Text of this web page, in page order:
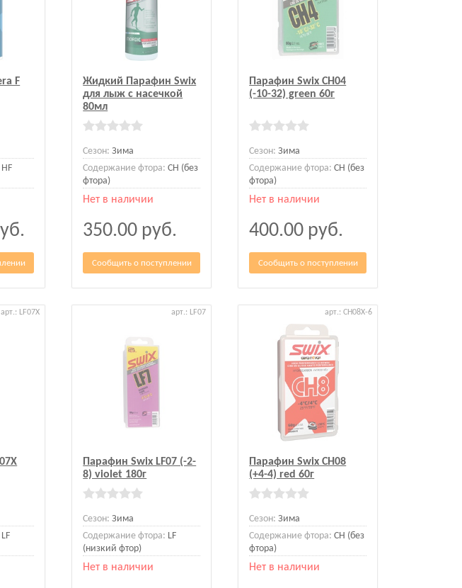
F
HF
Жидкий Парафин Swix
для лыж с насечкой
80мл
Сезон: Зима
Содержание фтора: CH (без
фтора)
Нет в наличии
350.00 руб.
Сообщить о поступлении
Парафин Swix CH04
(-10-32) green 60г
Сезон: Зима
Содержание фтора: CH (без
фтора)
Нет в наличии
400.00 руб.
Сообщить о поступлении
арт.: LF07X
LF
арт.: LF07
Парафин Swix LF07 (-2-
8) violet 180г
Сезон: Зима
Содержание фтора: LF
(низкий фтор)
Нет в наличии
арт.: CH08X-6
Парафин Swix CH08
(+4-4) red 60г
Сезон: Зима
Содержание фтора: CH (без
фтора)
Нет в наличии